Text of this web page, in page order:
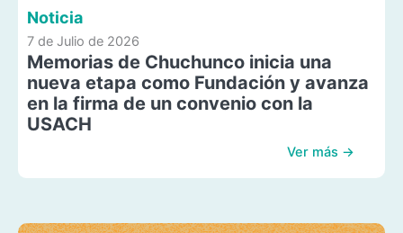
Noticia
7 de Julio de 2026
Memorias de Chuchunco inicia una
nueva etapa como Fundación y avanza
en la firma de un convenio con la
USACH
Ver más →